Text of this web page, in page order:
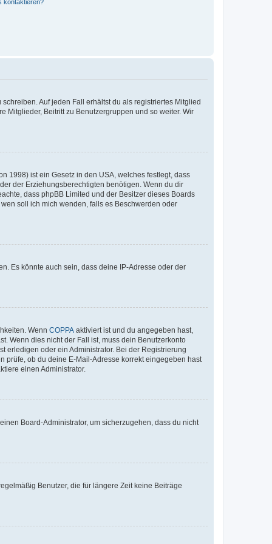
kontaktieren?
Auf jeden Fall erhältst du als registriertes Mitglied
Mitglieder, Beitritt zu Benutzergruppen und so weiter. Wir
1998) ist ein Gesetz in den USA, welches festlegt, dass
der Erziehungsberechtigten benötigen. Wenn du dir
dass phpBB Limited und der Besitzer dieses Boards
soll ich mich wenden, falls es Beschwerden oder
Es könnte auch sein, dass deine IP-Adresse oder der
Wenn COPPA aktiviert ist und du angegeben hast,
Wenn dies nicht der Fall ist, muss dein Benutzerkonto
erledigen oder ein Administrator. Bei der Registrierung
prüfe, ob du deine E-Mail-Adresse korrekt eingegeben hast
einen Administrator.
Board-Administrator, um sicherzugehen, dass du nicht
Benutzer, die für längere Zeit keine Beiträge